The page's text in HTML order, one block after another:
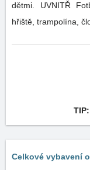
dětmi. UVNITŘ
hřiště, trampolína,
TIP:
Celkové vybavení